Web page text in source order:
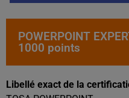
POWERPOINT
1000 points
Libellé exact de la